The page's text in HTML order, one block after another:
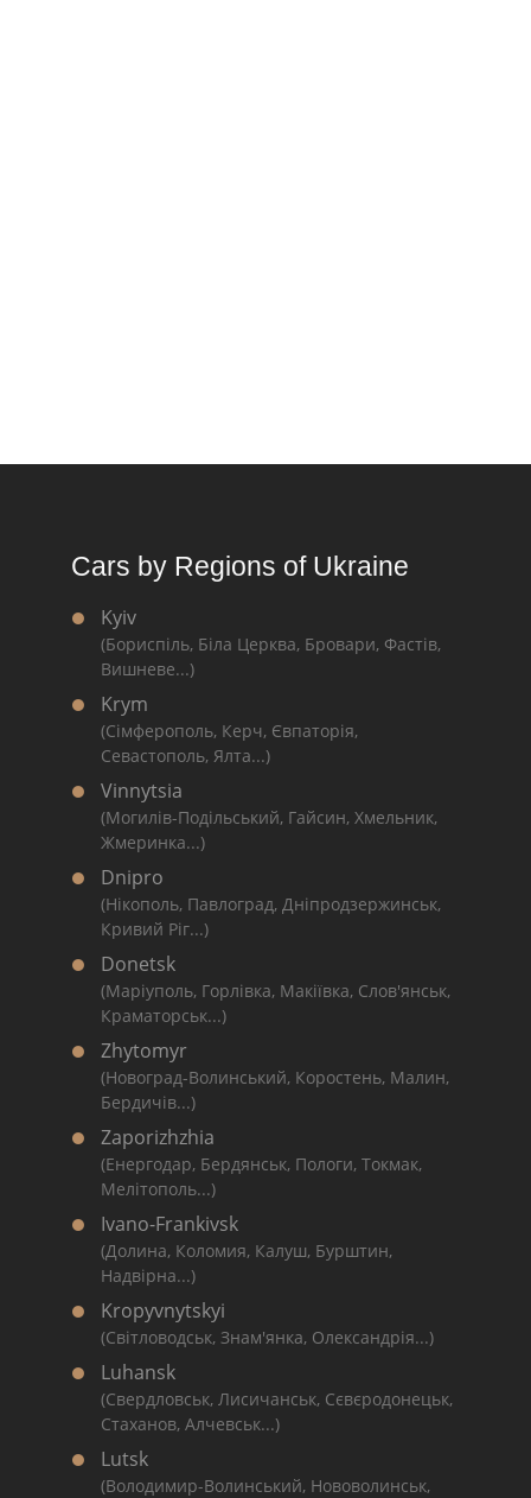
Cars by Regions of Ukraine
Kyiv
(Бориспіль, Біла Церква, Бровари, Фастів,
Вишневе...)
Krym
(Сімферополь, Керч, Євпаторія,
Севастополь, Ялта...)
Vinnytsia
(Могилів-Подільський, Гайсин, Хмельник,
Жмеринка...)
Dnipro
(Нікополь, Павлоград, Дніпродзержинськ,
Кривий Ріг...)
Donetsk
(Маріуполь, Горлівка, Макіївка, Слов'янськ,
Краматорськ...)
Zhytomyr
(Новоград-Волинський, Коростень, Малин,
Бердичів...)
Zaporizhzhia
(Енергодар, Бердянськ, Пологи, Токмак,
Мелітополь...)
Ivano-Frankivsk
(Долина, Коломия, Калуш, Бурштин,
Надвірна...)
Kropyvnytskyi
(Світловодськ, Знам'янка, Олександрія...)
Luhansk
(Свердловськ, Лисичанськ, Сєвєродонецьк,
Стаханов, Алчевськ...)
Lutsk
(Володимир-Волинський, Нововолинськ,